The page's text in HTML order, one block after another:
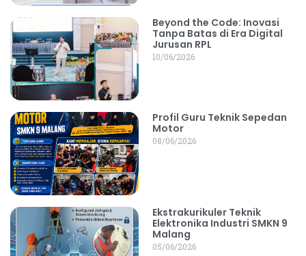
Beyond the Code: Inovasi
Tanpa Batas di Era Digital
Jurusan RPL
10/06/2026
Profil Guru Teknik Sepedan
Motor
08/06/2026
Ekstrakurikuler Teknik
Elektronika Industri SMKN 9
Malang
05/06/2026